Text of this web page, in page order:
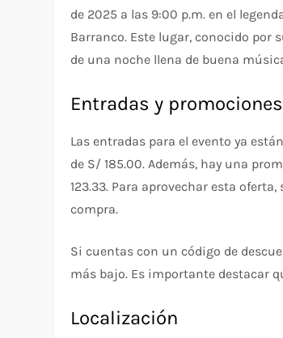
de 2025 a las 9:00 p.m. en el
Barranco. Este lugar, conocido
de una noche llena de buena
Entradas y promociones
Las entradas para el evento ya
de S/ 185.00. Además, hay una
123.33. Para aprovechar esta
compra.
Si cuentas con un código de
más bajo. Es importante destacar
Localización